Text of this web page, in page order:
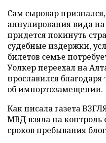
Сам сыровар
аннулирования вида
придется покинуть
судебные издержки,
билетов семье
Уолкер переехал на
прославился
об импортозамещении.
Как писала газета
МВД взялана
сроков пребывания